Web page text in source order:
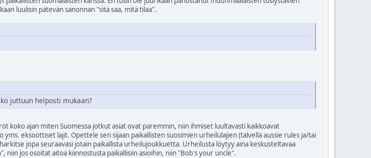
luulisin pätevän sanonnan "sitä saa, mitä tilaa".
juttuun helposti mukaan?
koko ajan miten Suomessa jotkut asiat ovat paremmin, niin ihmiset luultavasti kaikkoavat
eksoottiset lajit. Opettele sen sijaan paikallisten suosimien urheilulajien (talvella aussie rules ja/tai
jopa seuraavasi jotain paikallista urheilujoukkuetta. Urheilusta löytyy aina keskusteltavaa
niin jos osoitat aitoa kiinnostusta paikallisiin asioihin, niin "Bob's your uncle".